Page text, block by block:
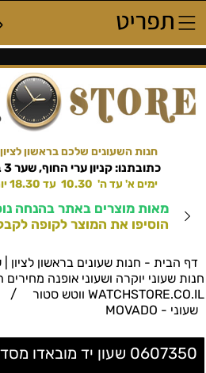
חנות השעונים שלכם בראשון לציון
כתובתנו: קניון ערי החוף, שער 3 בוויז > מזל אליעזר 12
ימים א' עד ה' 10.30 עד 18.30 יום ו' 10.30 עד 13.00
מאות מוצרים באתר בהנחה
הוסיפו את המוצר לקופה
דף הבית - חנות שעונים בראשון לציון |
חנות שעוני יוקרה ושעוני אופנה
WATCHSTORE.CO.IL ווטש סטור
/
שעוני - MOVADO
0607350 שעון יד